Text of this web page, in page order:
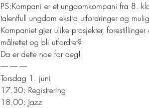
PS:Kompani er et ungdomkompani fra 8.
talentfull ungdom ekstra utfordringer og
Kompaniet gjør ulike prosjekter,
målrettet og bli utfordret?
Da er dette noe for deg!
----- ----- -----
Torsdag 1. juni
17.30: Registrering
18.00: Jazz